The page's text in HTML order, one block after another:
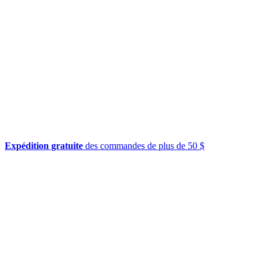
Expédition gratuite des commandes de plus de 50 $